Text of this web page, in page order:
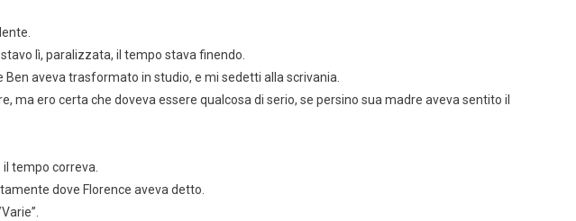
lì, paralizzata, il tempo stava finendo.
Ben aveva trasformato in studio, e mi sedetti alla scrivania.
ma ero certa che doveva essere qualcosa di serio, se persino sua madre aveva sentito il
tempo correva.
dove Florence aveva detto.